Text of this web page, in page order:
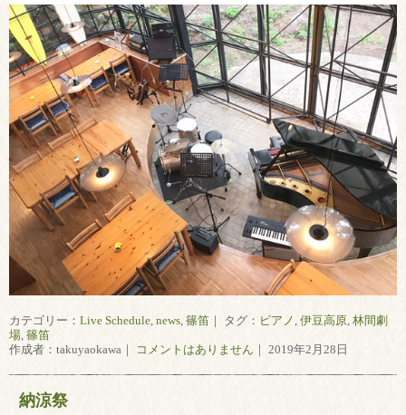
カテゴリー： Live Schedule news 篠笛 ｜ タグ： ピアノ 伊豆高原 林間劇
場 篠笛
作成者：takuyaokawa｜
コメントはありません ｜ 2019年2月28日
納涼祭